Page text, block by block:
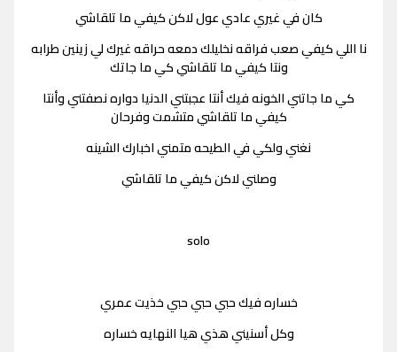
كان في غيري عادي عول لاكن كيفي ما تلقاشي
نا اللي كيفي صعب فراقه نخليلك دمعه حراقه غيرك لي زينين طرابه
ونتا كيفي ما تلقاشي كي ما جاتك
كي ما جاتني الخونه فيك أنتا عجبتني الدنيا دواره نصفتني وأنتا
كيفي ما تلقاشي متشمت وفرحان
نغني ولكي في الطيحه متمني اخبارك الشينه
وصلني لاكن كيفي ما تلقاشي
solo
خساره فيك حبي حبي حبي خذيت عمري
وكل أسنيني هذي هيا النهايه خساره